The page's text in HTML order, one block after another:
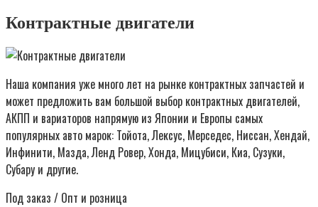
Контрактные двигатели
Наша компания уже много лет на рынке контрактных запчастей и
может предложить вам большой выбор контрактных двигателей,
АКПП и вариаторов напрямую из Японии и Европы самых
популярных авто марок: Тойота, Лексус, Мерседес, Ниссан, Хендай,
Инфинити, Мазда, Ленд Ровер, Хонда, Мицубиси, Киа, Сузуки,
Субару и другие.
Под заказ / Опт и розница